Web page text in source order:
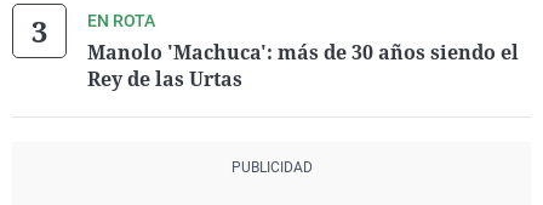
EN ROTA
Manolo 'Machuca': más de 30 años siendo el
Rey de las Urtas